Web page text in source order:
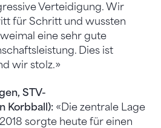
Verteidigung. Wir
für Schritt und wussten
eine sehr gute
Dies ist
wir stolz.»
STV-
Korbball): «Die zentrale Lage
sorgte heute für einen